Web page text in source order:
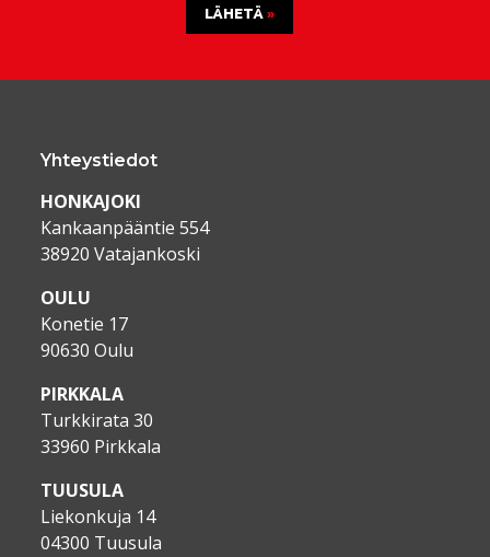
LÄHETÄ
Yhteystiedot
HONKAJOKI
Kankaanpääntie 554
38920 Vatajankoski
OULU
Konetie 17
90630 Oulu
PIRKKALA
Turkkirata 30
33960 Pirkkala
TUUSULA
Liekonkuja 14
04300 Tuusula